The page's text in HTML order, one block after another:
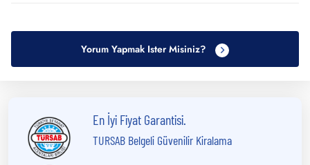
Yorum Yapmak Ister Misiniz?
En İyi Fiyat Garantisi.
TURSAB Belgeli Güvenilir Kiralama